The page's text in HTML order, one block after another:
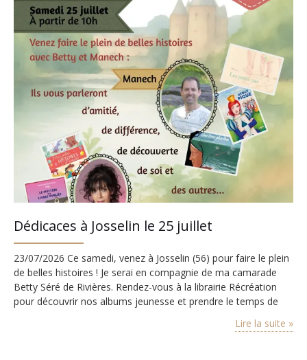
Dédicaces à Josselin le 25 juillet
23/07/2026 Ce samedi, venez à Josselin (56) pour faire le plein
de belles histoires ! Je serai en compagnie de ma camarade
Betty Séré de Rivières. Rendez-vous à la librairie Récréation
pour découvrir nos albums jeunesse et prendre le temps de
part, je vous parlerai d’amour parental, de transmission,
Lire la suite »